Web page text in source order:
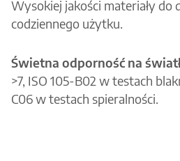
Wysokiej jakości materiały do
codziennego użytku.
Świetna odporność na
>7, ISO 105-B02 w testach
C06 w testach spieralności.